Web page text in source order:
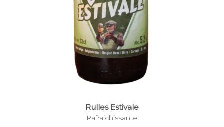
Rulles Estivale
Rafraichissante